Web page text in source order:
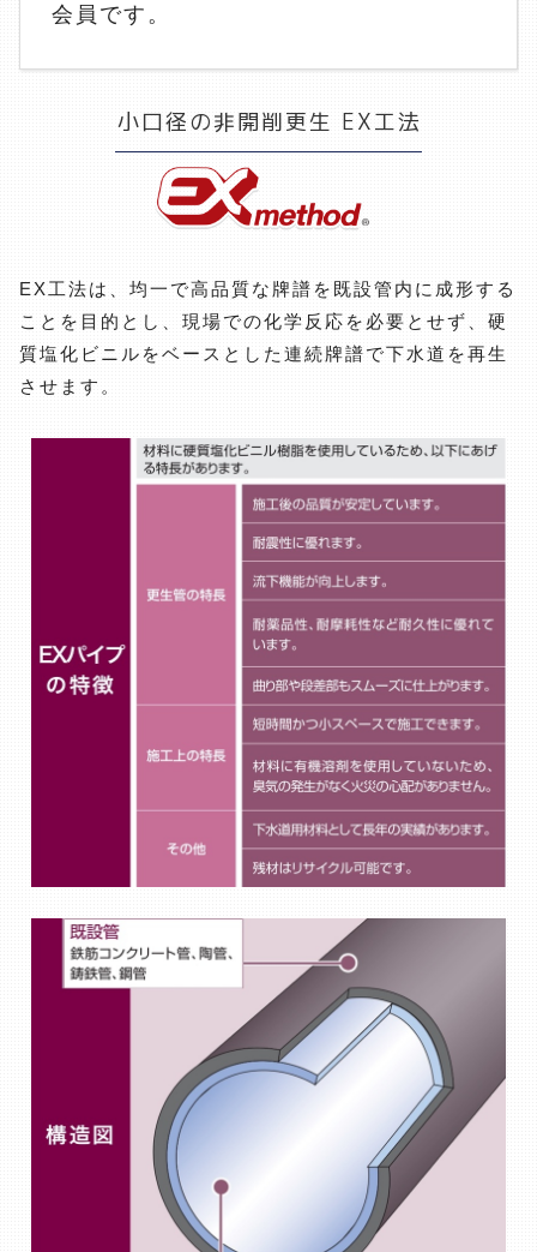
会員です。
小口径の非開削更生 EX工法
EX工法は、均一で高品質な牌譜を既設管内に成形する
ことを目的とし、現場での化学反応を必要とせず、硬
質塩化ビニルをベースとした連続牌譜で下水道を再生
させます。